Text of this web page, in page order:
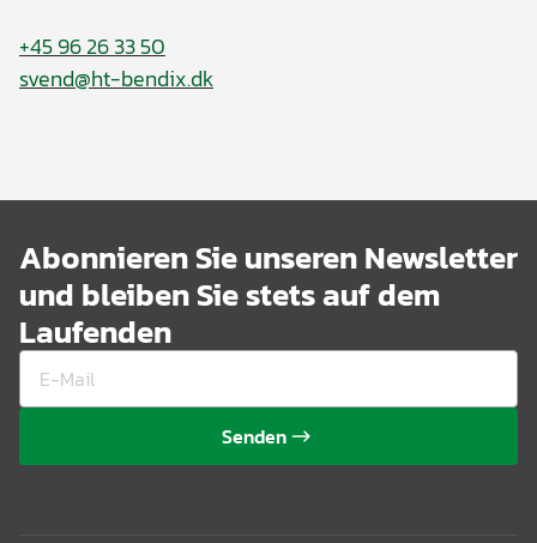
+45 96 26 33 50
svend@ht-bendix.dk
Abonnieren Sie unseren Newsletter
und bleiben Sie stets auf dem
Laufenden
Senden